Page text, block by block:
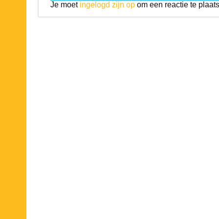
Je moet ingelogd zijn opom een reactie te